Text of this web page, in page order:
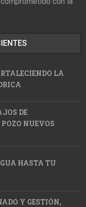
LA
DE
NUEVOS
HASTA TU
Y GESTIÓN,